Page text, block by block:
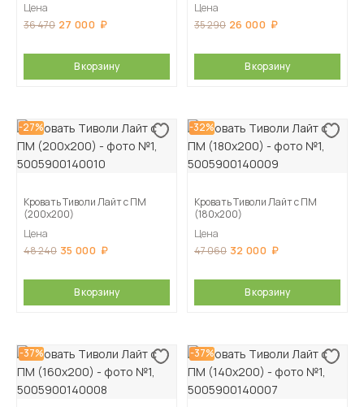
Цена
36 470 27 000
В корзину
Цена
35 290 26 000
В корзину
-27%
Кровать Тиволи Лайт с ПМ
(200х200)
Цена
48 240 35 000
В корзину
-32%
Кровать Тиволи Лайт с ПМ
(180х200)
Цена
47 060 32 000
В корзину
-37% -37%